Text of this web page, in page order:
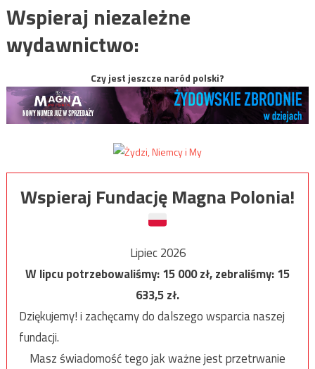
Wspieraj niezależne
wydawnictwo:
Czy jest jeszcze naród polski?
Wspieraj Fundację Magna Polonia!
Lipiec 2026
W lipcu potrzebowaliśmy:15 000zł, zebraliśmy:15
633,5zł.
Dziękujemy! i zachęcamy do dalszego wsparcia naszej
fundacji.
Masz świadomość tego jak ważne jest przetrwanie